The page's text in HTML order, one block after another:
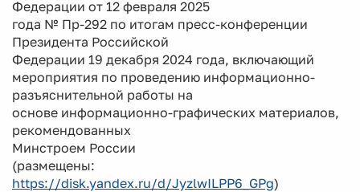
Федерации от 12 февраля 2025
года № Пр-292 по итогам пресс-конференции
Президента Российской
Федерации 19 декабря 2024 года, включающий
мероприятия по проведению информационно-
разъяснительной работы на
основе информационно-графических материалов,
рекомендованных
Минстроем России
(размещены:
https://disk.yandex.ru/d/JyzlwILPP6_GPg)